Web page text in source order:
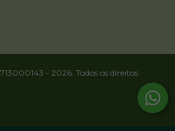
- 2026. Todos os direitos